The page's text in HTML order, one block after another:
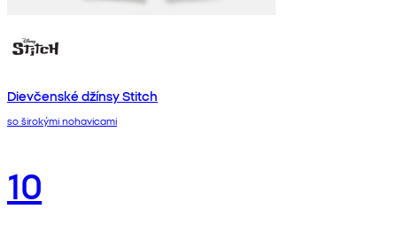
Dievčenské džínsy Stitch
so širokými nohavicami
10